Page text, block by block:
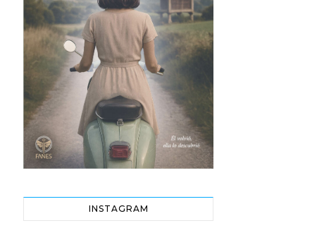
INSTAGRAM